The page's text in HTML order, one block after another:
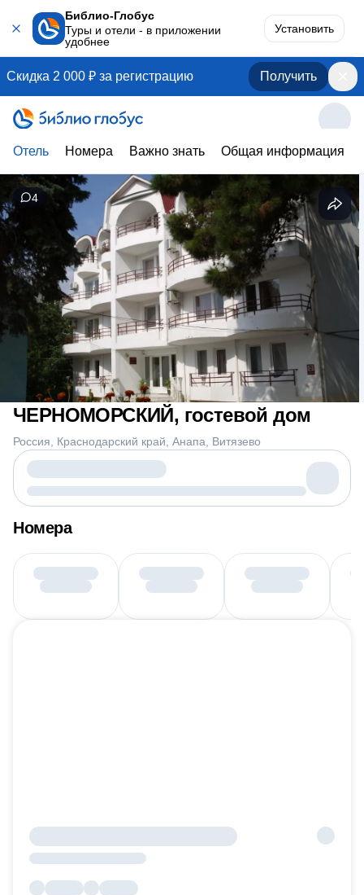
Библио-Глобус
Туры и отели - в приложении
удобнее
Установить
Скидка 2 000 ₽ за регистрацию Получить
Отель Номера Важно знать Общая информация
ЧЕРНОМОРСКИЙ, гостевой дом
Россия Краснодарский край Анапа Витязево
4
Номера